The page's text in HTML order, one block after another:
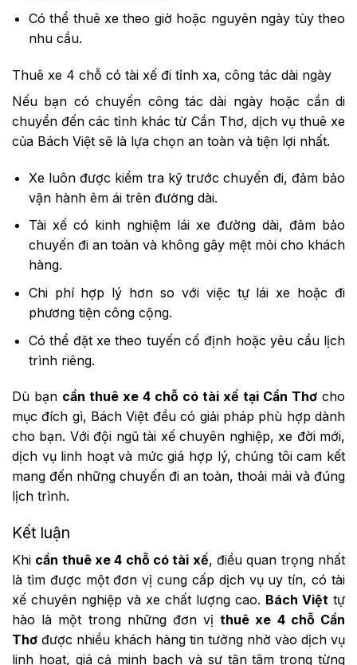
Có thể thuê xe theo giờ hoặc nguyên ngày tùy theo
nhu cầu.
Thuê xe 4 chỗ có tài xế đi tỉnh xa, công tác dài ngày
Nếu bạn có chuyến công tác dài ngày hoặc cần di
chuyển đến các tỉnh khác từ Cần Thơ, dịch vụ thuê xe
của Bách Việt sẽ là lựa chọn an toàn và tiện lợi nhất.
Xe luôn được kiểm tra kỹ trước chuyến đi, đảm bảo
vận hành êm ái trên đường dài.
Tài xế có kinh nghiệm lái xe đường dài, đảm bảo
chuyến đi an toàn và không gây mệt mỏi cho khách
hàng.
Chi phí hợp lý hơn so với việc tự lái xe hoặc đi
phương tiện công cộng.
Có thể đặt xe theo tuyến cố định hoặc yêu cầu lịch
trình riêng.
Dù bạn cần thuê xe 4 chỗ có tài xế tại Cần Thơ cho
mục đích gì, Bách Việt đều có giải pháp phù hợp dành
cho bạn. Với đội ngũ tài xế chuyên nghiệp, xe đời mới,
dịch vụ linh hoạt và mức giá hợp lý, chúng tôi cam kết
mang đến những chuyến đi an toàn, thoải mái và đúng
lịch trình.
Kết luận
Khi cần thuê xe 4 chỗ có tài xế, điều quan trọng nhất
là tìm được một đơn vị cung cấp dịch vụ uy tín, có tài
xế chuyên nghiệp và xe chất lượng cao. Bách Việt tự
hào là một trong những đơn vịthuê xe 4 chỗ Cần
Thơ được nhiều khách hàng tin tưởng nhờ vào dịch vụ
linh hoạt, giá cả minh bạch và sự tận tâm trong từng